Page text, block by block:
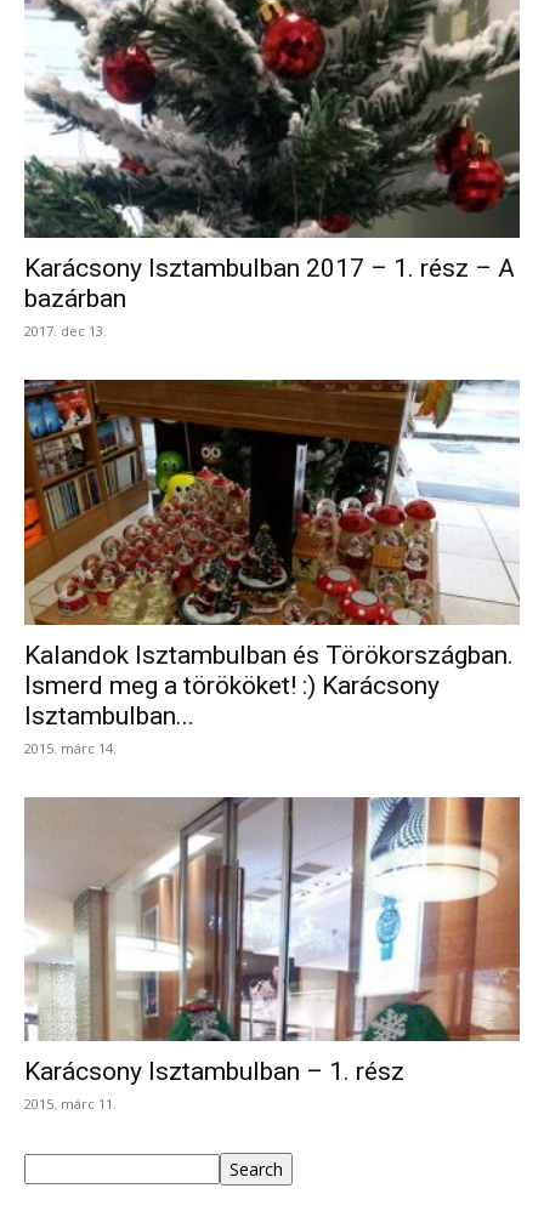
Karácsony Isztambulban 2017 – 1. rész – A
bazárban
2017. dec 13.
Kalandok Isztambulban és Törökországban.
Ismerd meg a törököket! :) Karácsony
Isztambulban...
2015. márc 14.
Karácsony Isztambulban – 1. rész
2015. márc 11.
Search